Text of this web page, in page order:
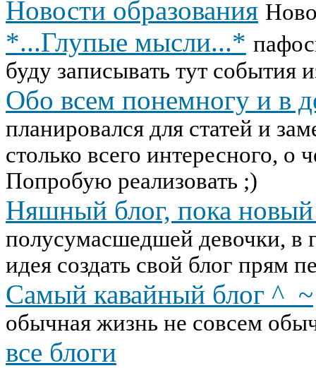
Новости образования
*...Глупые мысли...*
буду записывать тут события
Обо всем понемногу и в
планировался для статей и
столько всего интересного, о
Попробую реализовать ;)
Няшный блог, пока
полусумасшедшей девочки, в
идея создать свой блог прям
Самый кавайный блог ^_~
обычная жизнь не совсем
все блоги